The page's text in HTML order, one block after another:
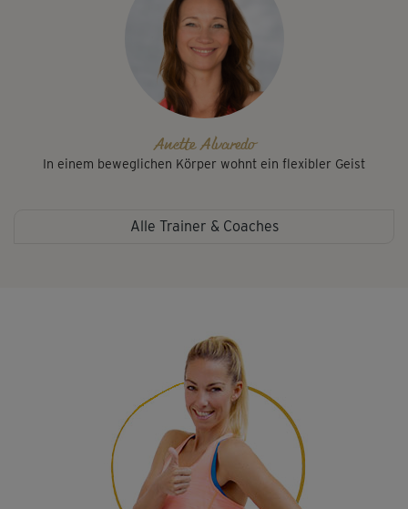
Anette Alvaredo
In einem beweglichen Körper wohnt ein flexibler Geist
Alle Trainer & Coaches